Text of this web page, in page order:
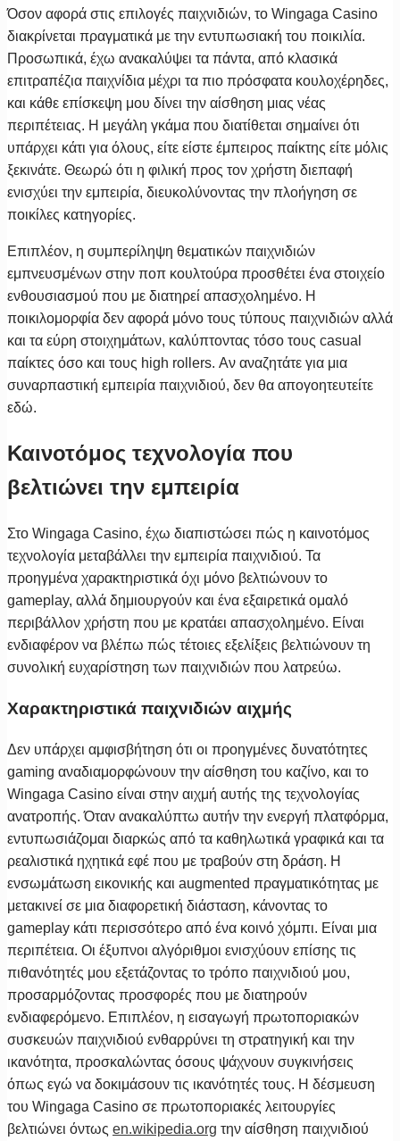
Όσον αφορά στις επιλογές παιχνιδιών, το Wingaga Casino
διακρίνεται πραγματικά με την εντυπωσιακή του ποικιλία.
Προσωπικά, έχω ανακαλύψει τα πάντα, από κλασικά
επιτραπέζια παιχνίδια μέχρι τα πιο πρόσφατα κουλοχέρηδες,
και κάθε επίσκεψη μου δίνει την αίσθηση μιας νέας
περιπέτειας. Η μεγάλη γκάμα που διατίθεται σημαίνει ότι
υπάρχει κάτι για όλους, είτε είστε έμπειρος παίκτης είτε μόλις
ξεκινάτε. Θεωρώ ότι η φιλική προς τον χρήστη διεπαφή
ενισχύει την εμπειρία, διευκολύνοντας την πλοήγηση σε
ποικίλες κατηγορίες.
Επιπλέον, η συμπερίληψη θεματικών παιχνιδιών
εμπνευσμένων στην ποπ κουλτούρα προσθέτει ένα στοιχείο
ενθουσιασμού που με διατηρεί απασχολημένο. Η
ποικιλομορφία δεν αφορά μόνο τους τύπους παιχνιδιών αλλά
και τα εύρη στοιχημάτων, καλύπτοντας τόσο τους casual
παίκτες όσο και τους high rollers. Αν αναζητάτε για μια
συναρπαστική εμπειρία παιχνιδιού, δεν θα απογοητευτείτε
εδώ.
Καινοτόμος τεχνολογία που
βελτιώνει την εμπειρία
Στο Wingaga Casino, έχω διαπιστώσει πώς η καινοτόμος
τεχνολογία μεταβάλλει την εμπειρία παιχνιδιού. Τα
προηγμένα χαρακτηριστικά όχι μόνο βελτιώνουν το
gameplay, αλλά δημιουργούν και ένα εξαιρετικά ομαλό
περιβάλλον χρήστη που με κρατάει απασχολημένο. Είναι
ενδιαφέρον να βλέπω πώς τέτοιες εξελίξεις βελτιώνουν τη
συνολική ευχαρίστηση των παιχνιδιών που λατρεύω.
Χαρακτηριστικά παιχνιδιών αιχμής
Δεν υπάρχει αμφισβήτηση ότι οι προηγμένες δυνατότητες
gaming αναδιαμορφώνουν την αίσθηση του καζίνο, και το
Wingaga Casino είναι στην αιχμή αυτής της τεχνολογίας
ανατροπής. Όταν ανακαλύπτω αυτήν την ενεργή πλατφόρμα,
εντυπωσιάζομαι διαρκώς από τα καθηλωτικά γραφικά και τα
ρεαλιστικά ηχητικά εφέ που με τραβούν στη δράση. Η
ενσωμάτωση εικονικής και augmented πραγματικότητας με
μετακινεί σε μια διαφορετική διάσταση, κάνοντας το
gameplay κάτι περισσότερο από ένα κοινό χόμπι. Είναι μια
περιπέτεια. Οι έξυπνοι αλγόριθμοι ενισχύουν επίσης τις
πιθανότητές μου εξετάζοντας το τρόπο παιχνιδιού μου,
προσαρμόζοντας προσφορές που με διατηρούν
ενδιαφερόμενο. Επιπλέον, η εισαγωγή πρωτοποριακών
συσκευών παιχνιδιού ενθαρρύνει τη στρατηγική και την
ικανότητα, προσκαλώντας όσους ψάχνουν συγκινήσεις
όπως εγώ να δοκιμάσουν τις ικανότητές τους. Η δέσμευση
του Wingaga Casino σε πρωτοποριακές λειτουργίες
βελτιώνει όντως en.wikipedia.org την αίσθηση παιχνιδιού